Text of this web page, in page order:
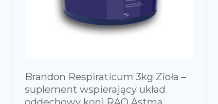
Brandon Respiraticum 3kg Zioła –
suplement wspierający układ